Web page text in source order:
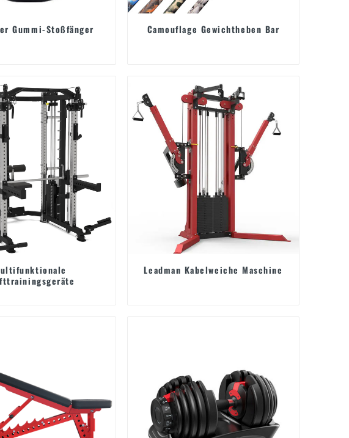
Gummi-Stoßfänger Camouflage Gewichtheben Bar
Leadman Kabelweiche Maschine